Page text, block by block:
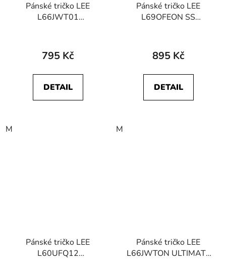
Pánské tričko LEE
L66JWT01
795 Kč
DETAIL
M
Pánské tričko LEE
L69OFEON SS
895 Kč
DETAIL
M
Pánské tričko LEE
L60UFQ12
Pánské tričko LEE
L66JWTON ULTIMATE